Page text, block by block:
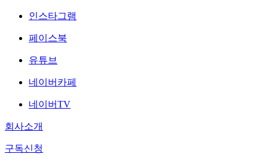
인스타그램
페이스북
유튜브
네이버카페
네이버TV
회사소개
구독신청